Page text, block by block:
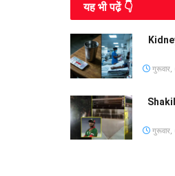
यह भी पढे़ं 👇